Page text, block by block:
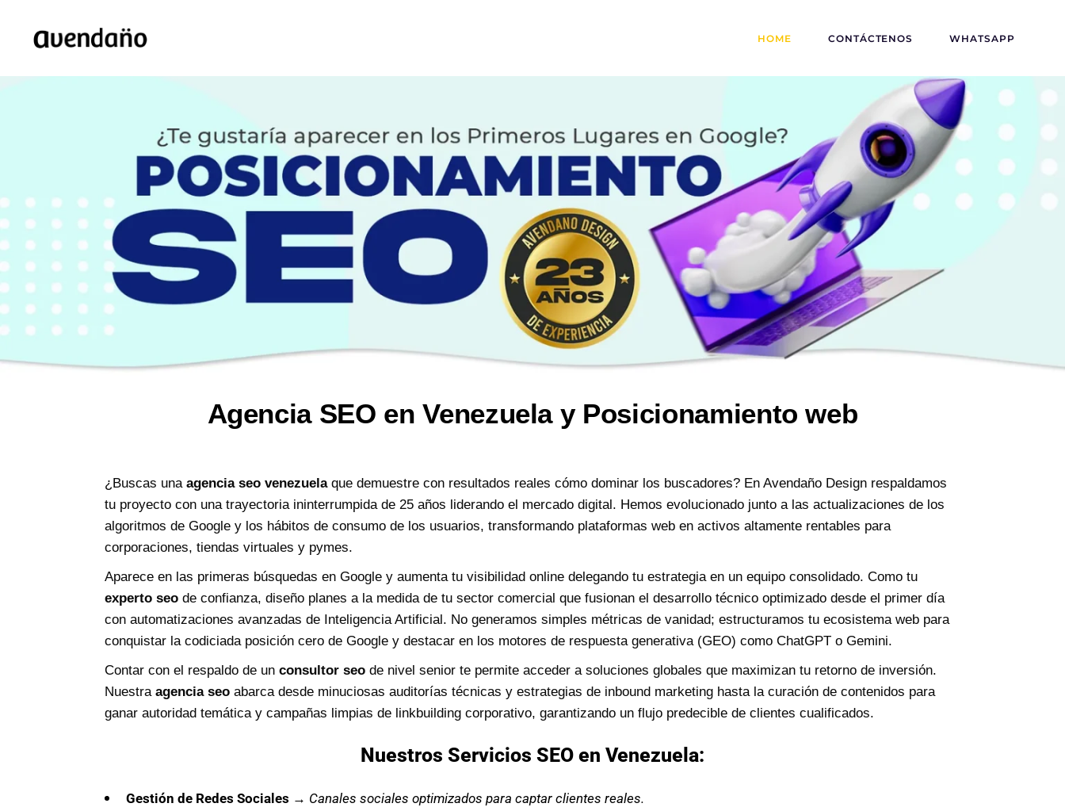
HOME CONTÁCTENOS WHATSAPP
Agencia SEO en Venezuela y Posicionamiento web
¿Buscas una agencia seo venezuelaque demuestre con resultados reales cómo dominar los buscadores? En Avendaño Design respaldamos
tu proyecto con una trayectoria ininterrumpida de 25 años liderando el mercado digital. Hemos evolucionado junto a las actualizaciones de los
algoritmos de Google y los hábitos de consumo de los usuarios, transformando plataformas web en activos altamente rentables para
corporaciones, tiendas virtuales y pymes.
Aparece en las primeras búsquedas en Google y aumenta tu visibilidad online delegando tu estrategia en un equipo consolidado. Como tu
experto seo de confianza, diseño planes a la medida de tu sector comercial que fusionan el desarrollo técnico optimizado desde el primer día
con automatizaciones avanzadas de Inteligencia Artificial. No generamos simples métricas de vanidad; estructuramos tu ecosistema web para
conquistar la codiciada posición cero de Google y destacar en los motores de respuesta generativa (GEO) como ChatGPT o Gemini.
Contar con el respaldo de un consultor seo de nivel senior te permite acceder a soluciones globales que maximizan tu retorno de inversión.
Nuestra agencia seo abarca desde minuciosas auditorías técnicas y estrategias de inbound marketing hasta la curación de contenidos para
ganar autoridad temática y campañas limpias de linkbuilding corporativo, garantizando un flujo predecible de clientes cualificados.
Nuestros Servicios SEO en Venezuela:
Gestión de Redes Sociales → Canales sociales optimizados para captar clientes reales.